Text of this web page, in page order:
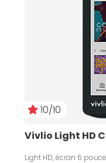
10/10
Vivlio Light HD
Light HD, écran 6